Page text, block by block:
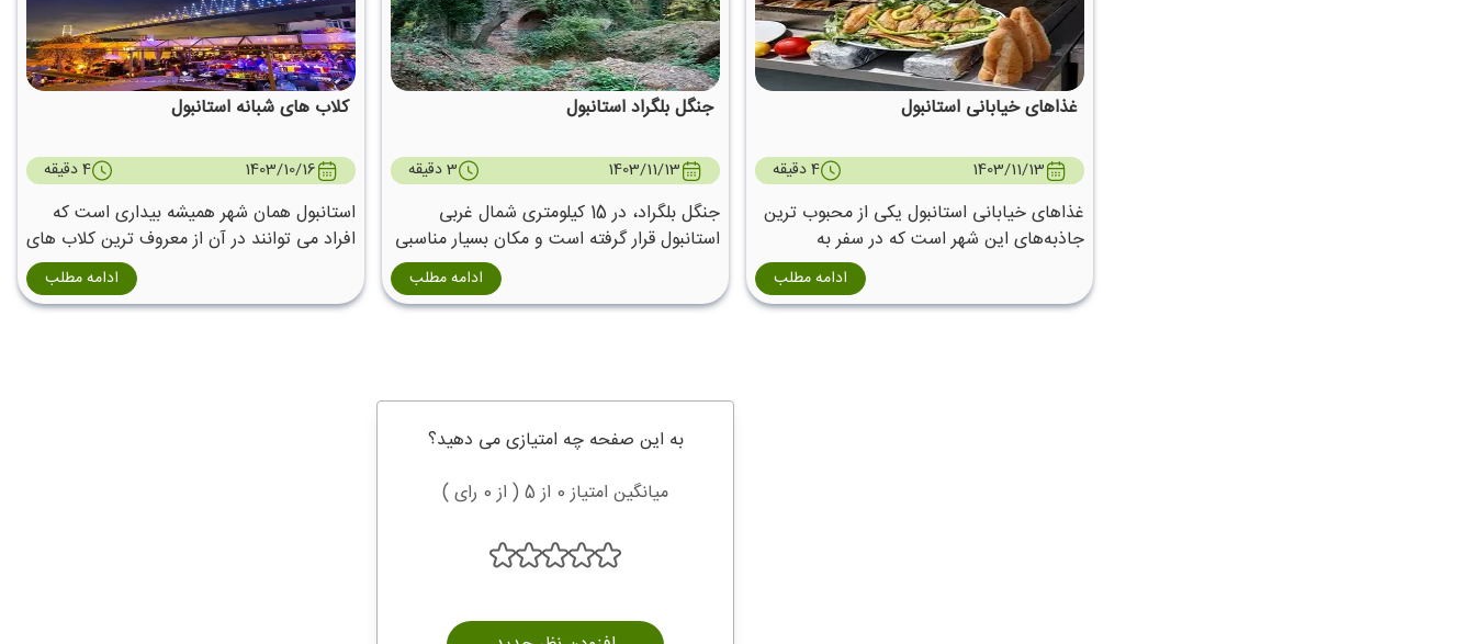
غذاهای خیابانی استانبول
1403/11/13 4 دقیقه
غذاهای خیابانی استانبول یکی از محبوب‌ ترین
جاذبه‌های این شهر است که در سفر به
استانبول با طعم و عطر دلنشین آنها آشنا می
شوید.
ادامه مطلب
جنگل بلگراد استانبول
1403/11/13 3 دقیقه
جنگل بلگراد، در 15 کیلومتری شمال غربی
استانبول قرار گرفته است و مکان بسیار مناسبی
برای فرار از شلوغی‌ ها و خستگی‌ های روزمره
سفر است .
ادامه مطلب
کلاب های شبانه استانبول
1403/10/16 4 دقیقه
استانبول همان شهر همیشه بیداری است که
افراد می توانند در آن از معروف ترین کلاب های
شبانه آن لذت ببرند که تنها در این شهر قابل
دست یابی است .
ادامه مطلب
به این صفحه چه امتیازی می دهید؟
میانگین امتیاز 0 از 5 ( از 0 رای )